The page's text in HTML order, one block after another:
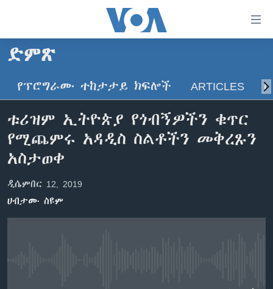
ማገናኛዎች
ዋናው
ይዘት
ወደ
ዋናው
ይዘት
እለፍ
ወደ
ዋናው
ዜና
ኢትዮጵያ
አሜሪካ
ኑሮ በጤንነት
ከምሽቱ ሦስት ሰዓት የአማርኛ ዜና
ቪዲዮ
ክምችት
ድምጽ
የፕሮግራሙ ተከታታይ ክፍሎች ARTICLES
ቱሪዝም ኢትዮጵያ የጎብኝዎችን ቁጥር
የሚጨምሩ አዳዲስ ስልቶችን መቅረጹን
አስታወቀ
ዲሴምበር 12, 2019
ሀብታሙ ስዩም